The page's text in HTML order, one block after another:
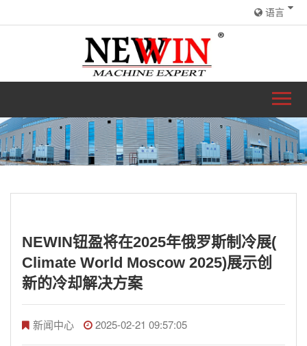
语言
NEWIN钮盈将在2025年俄罗斯制冷展(
Climate World Moscow 2025)展示创
新的冷却解决方案
新闻中心 2025-02-21 09:57:05